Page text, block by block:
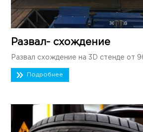
Развал- схождение
Развал схождение на 3D стенде от
Подробнее